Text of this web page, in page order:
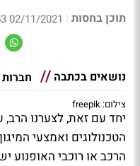
תוכן בחסות |
02/11/2021 09:53
נושאים בכתבה
צילום: freepik
יחד עם זאת, לצערנו הרב,
הטכנולוגים ואמצעי
הרכב או רוכבי האופנוע